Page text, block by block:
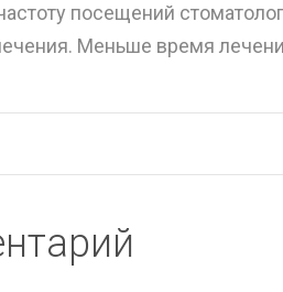
посещений
Меньше время